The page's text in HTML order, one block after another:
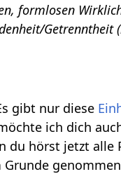
formlosen
Getrenntheit
gibt nur diese
ich dich
du hörst jetzt alle
Grunde